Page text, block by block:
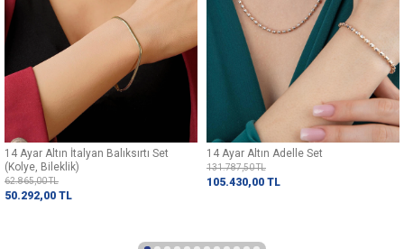
14 Ayar Altın İtalyan Balıksırtı Set
(Kolye, Bileklik)
62.865,00TL
50.292,00 TL
14 Ayar Altın Adelle Set
131.787,50TL
105.430,00 TL